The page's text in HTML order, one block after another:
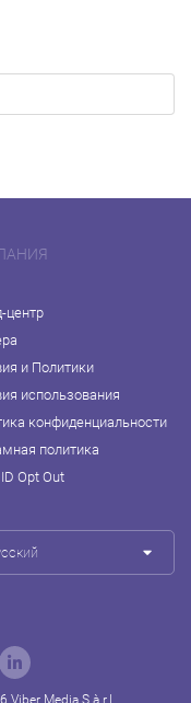
центр
и Политики
использования
конфиденциальности
политика
Opt Out
Viber Media S.à r.l.